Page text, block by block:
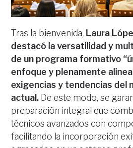
Tras la bienvenida, Laura
destacó la versatilidad y
de un programa formativo
enfoque y plenamente
exigencias y tendencias del
actual. De este modo, se
preparación integral que
técnicos avanzados con
facilitando la incorporación